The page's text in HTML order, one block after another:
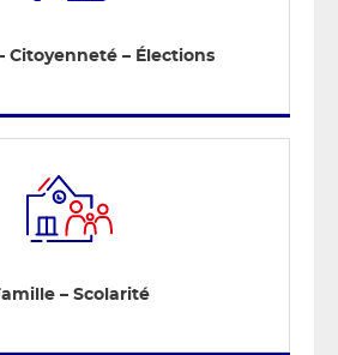
Citoyenneté – Élections
– Scolarité